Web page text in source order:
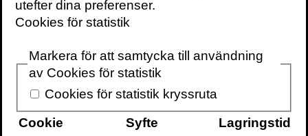
något man kan hantera med hjälp av ett
par klämmiga slagord och en lista med fem
inte riktigt ledarskap tillnärmelsevis så här
enkelt.
Tvärtom, den stora utmaningen i ledarskap
är faktiskt hur ofta ledare förväntas göra två
utefter dina preferenser.
Cookies för statistik
Markera för att samtycka till användning
av Cookies för statistik
Cookies för statistik kryssruta
Cookie
Syfte Lagringstid